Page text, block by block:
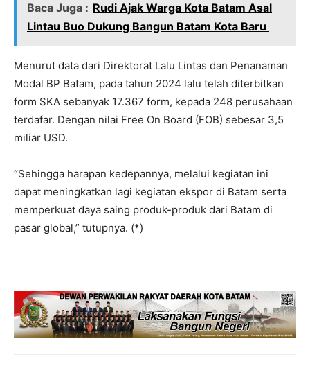
Baca Juga : Rudi Ajak Warga Kota Batam Asal
Lintau Buo Dukung Bangun Batam Kota Baru
Menurut data dari Direktorat Lalu Lintas dan Penanaman
Modal BP Batam, pada tahun 2024 lalu telah diterbitkan
form SKA sebanyak 17.367 form, kepada 248 perusahaan
terdafar. Dengan nilai Free On Board (FOB) sebesar 3,5
miliar USD.
“Sehingga harapan kedepannya, melalui kegiatan ini
dapat meningkatkan lagi kegiatan ekspor di Batam serta
memperkuat daya saing produk-produk dari Batam di
pasar global,” tutupnya. (*)